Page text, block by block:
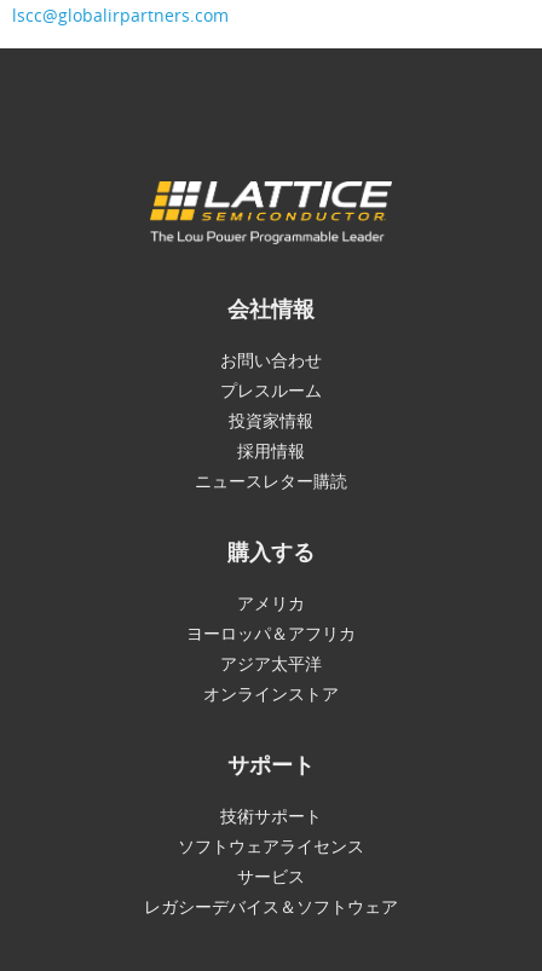
lscc@globalirpartners.com
会社情報
お問い合わせ
プレスルーム
投資家情報
採用情報
ニュースレター購読
購入する
アメリカ
ヨーロッパ＆アフリカ
アジア太平洋
オンラインストア
サポート
技術サポート
ソフトウェアライセンス
サービス
レガシーデバイス＆ソフトウェア